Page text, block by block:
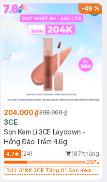
-49%
204.000 ₫398.000 ₫
3CE
Son Kem Lì 3CE Laydown -
Hồng Đào Trầm 4.6g
4.7 (24)
187/tháng
28%
BILL 319K 3CE Tặng 01 Son Kem